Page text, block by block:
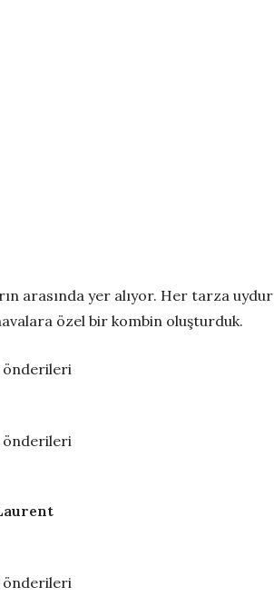
arasında yer alıyor. Her tarza
özel bir kombin oluşturduk.